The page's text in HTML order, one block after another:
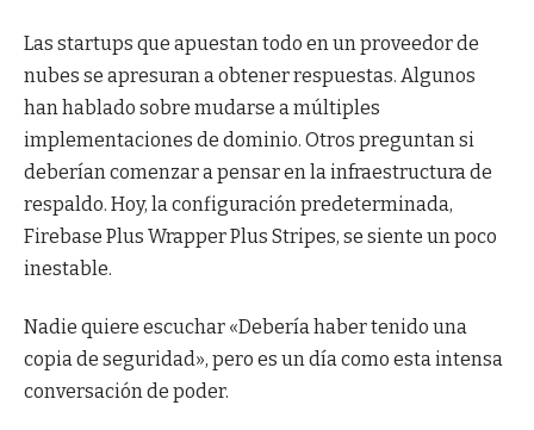
Las startups que apuestan todo en un proveedor de
nubes se apresuran a obtener respuestas. Algunos
han hablado sobre mudarse a múltiples
implementaciones de dominio. Otros preguntan si
deberían comenzar a pensar en la infraestructura de
respaldo. Hoy, la configuración predeterminada,
Firebase Plus Wrapper Plus Stripes, se siente un poco
inestable.
Nadie quiere escuchar «Debería haber tenido una
copia de seguridad», pero es un día como esta intensa
conversación de poder.